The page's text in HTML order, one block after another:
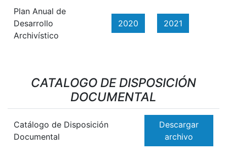
Plan Anual de
Desarrollo
Archivístico
2020 2021
CATALOGO DE DISPOSICIÓN
DOCUMENTAL
Catálogo de Disposición
Documental
Descargar
archivo